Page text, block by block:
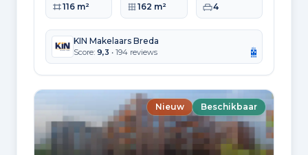
Middelbaar
43.380
Herkomst inwoners (2025)
Nederland
105.485
Woonoppervlakte
116 m² Perceeloppervlakte
162 m² Slaapkamers
4
KIN Makelaars Breda
Score: 9,3 • 194 reviews
Nieuw Beschikbaar